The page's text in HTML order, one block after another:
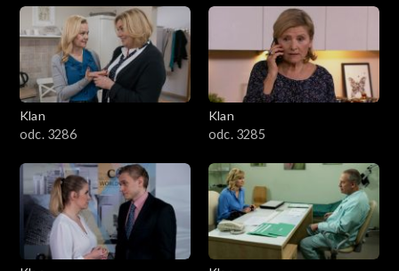
2201–2300
2101–2200
2001–2100
1901–2000
1801–1900
1701–1800
Klan
odc. 3286
Klan
odc. 3285